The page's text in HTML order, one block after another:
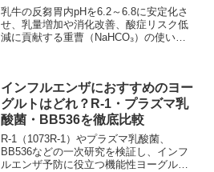
乳牛の反芻胃内pHを6.2～6.8に安定化さ
せ、乳量増加や消化改善、酸症リスク低
減に貢献する重曹（NaHCO₃）の使い方
インフルエンザにおすすめのヨー
グルトはどれ？R-1・プラズマ乳
酸菌・BB536を徹底比較
R-1（1073R-1）やプラズマ乳酸菌、
BB536などの一次研究を検証し、インフ
ルエンザ予防に役立つ機能性ヨーグルト